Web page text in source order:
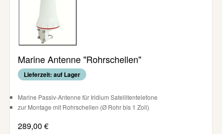
Marine Antenne "Rohrschellen"
Lieferzeit: auf Lager
Marine Passiv-Antenne für Iridium Satellitentelefone
zur Montage mit Rohrschellen (Ø Rohr bis 1 Zoll)
289,00 €